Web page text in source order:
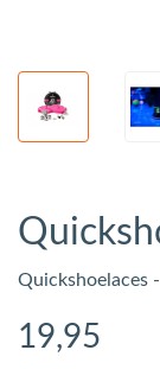
Quickshoelaces
19,95